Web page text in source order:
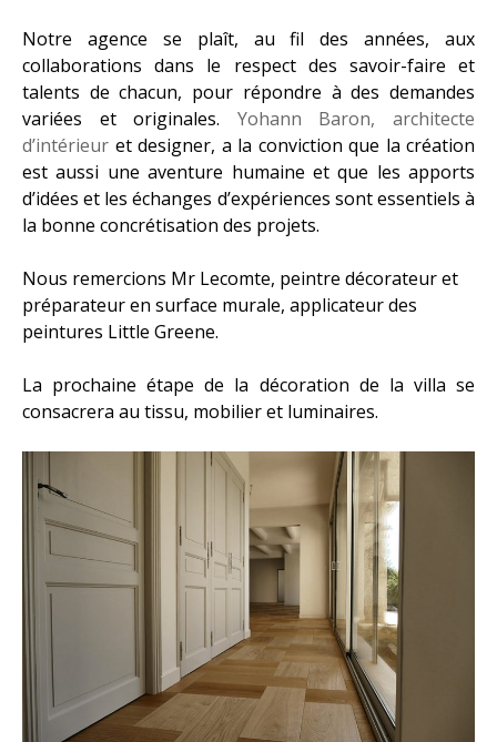
Notre agence se plaît, au fil des années, aux
collaborations dans le respect des savoir-faire et
talents de chacun, pour répondre à des demandes
variées et originales. Yohann Baron, architecte
d’intérieur et designer, a la conviction que la création
est aussi une aventure humaine et que les apports
d’idées et les échanges d’expériences sont essentiels à
la bonne concrétisation des projets.
Nous remercions Mr Lecomte, peintre décorateur et
préparateur en surface murale, applicateur des
peintures Little Greene.
La prochaine étape de la décoration de la villa se
consacrera au tissu, mobilier et luminaires.